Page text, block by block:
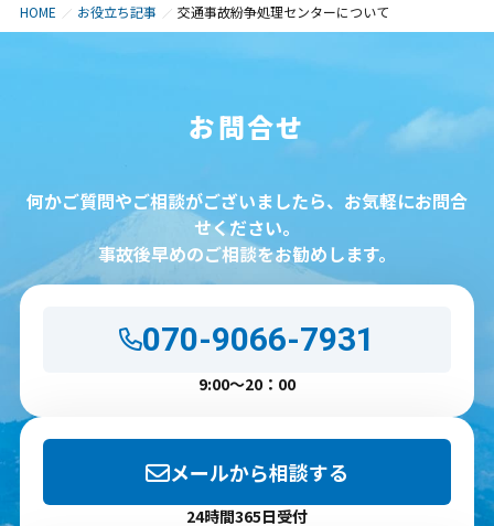
HOME お役立ち記事 交通事故紛争処理センターについて
お問合せ
何かご質問やご相談がございましたら、お気軽にお問合
せください。
事故後早めのご相談をお勧めします。
070-9066-7931
9:00～20：00
メールから相談する
24時間365日受付